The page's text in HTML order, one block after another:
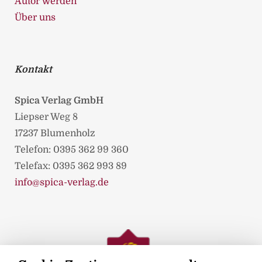
Über uns
Kontakt
Spica Verlag GmbH
Liepser Weg 8
17237 Blumenholz
Telefon: 0395 362 99 360
Telefax: 0395 362 993 89
info@spica-verlag.de